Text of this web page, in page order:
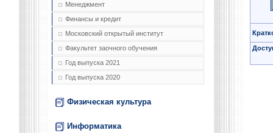
Менеджмент
Финансы и кредит
Московский открытый институт
Факультет заочного обучения
Год выпуска 2021
Год выпуска 2020
Физическая культура
Информатика